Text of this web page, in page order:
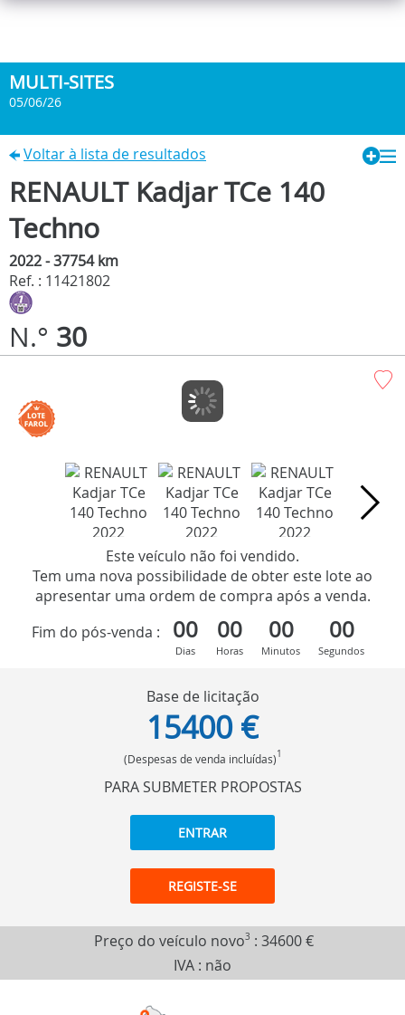
MULTI-SITES
05/06/26
Voltar à lista de resultados
RENAULT Kadjar TCe 140
Techno
2022 - 37754 km
Ref. : 11421802
N.° 30
Este veículo não foi vendido.
Tem uma nova possibilidade de obter este lote ao
apresentar uma ordem de compra após a venda.
Fim do pós-venda :
00
Dias
00
Horas
00
Minutos
00
Segundos
Base de licitação
15400 €
(Despesas de venda incluídas)1
PARA SUBMETER PROPOSTAS
ENTRAR
REGISTE-SE
Preço do veículo novo3 : 34600 €
IVA : não